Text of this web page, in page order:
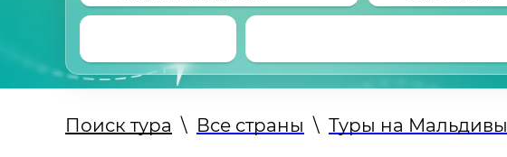
Поиск тура \ Все страны \ Туры на Мальдивы